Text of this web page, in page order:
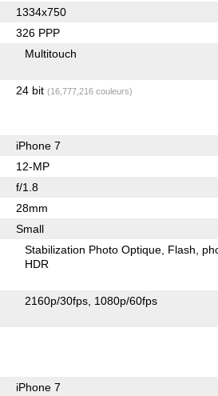
1334x750
326 PPP
Multitouch
24 bit (16,777,216 couleurs)
iPhone 7
12-MP
f/1.8
28mm
Small
Stabilization Photo Optique Flash
HDR
2160p/30fps 1080p/60fps
iPhone 7